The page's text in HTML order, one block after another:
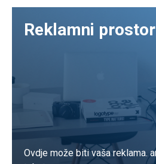
Reklamni prostor
Ovdje može biti vaša reklama.